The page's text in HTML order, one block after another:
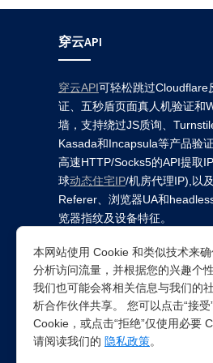
穿云API
穿云API可轻松跳过Cloudflare
证、五秒盾页面真人机验证和
墙，支持绕过JS质询、
Kasada和Incapsula等产品验
高速HTTP/Socks5的API提取
球动态住宅IP/机房代理IP),以
Referer、浏览器UA和
览器指纹及设备特征。
突破所有反Anti-bot机器人
本网站使用 Cookie 和类似技术来
分析访问流量，并根据您的兴趣个
我们也可能会将相关信息与我们的
析合作伙伴共享。 您可以点击“接
Cookie，或点击“拒绝”仅使用必要
请阅读我们的 隐私政策。